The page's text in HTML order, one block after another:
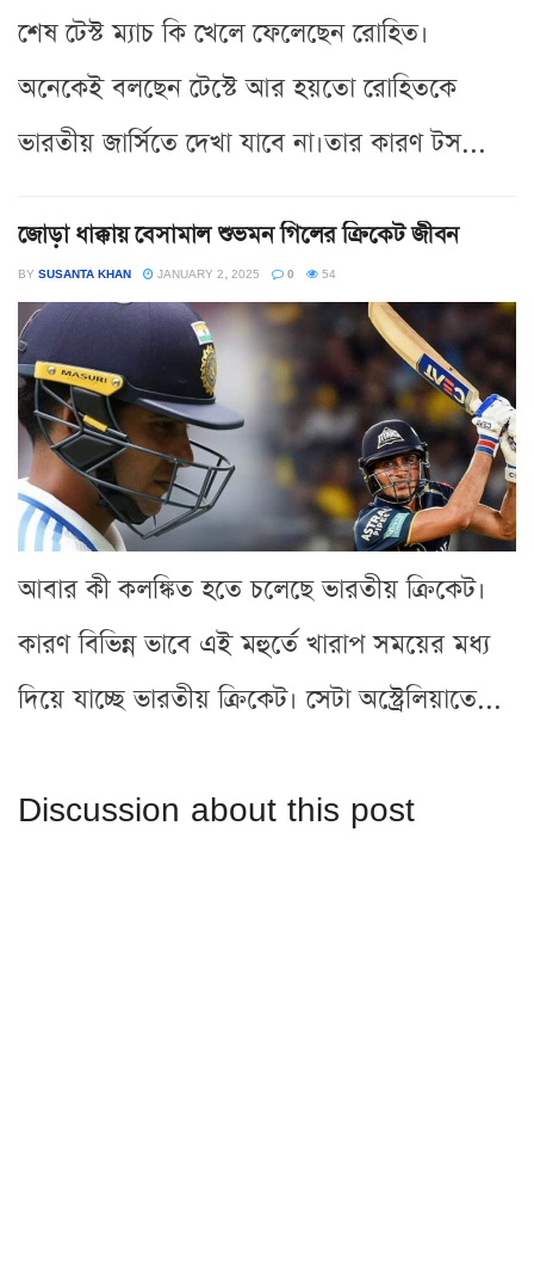
শেষ টেস্ট ম্যাচ কি খেলে ফেলেছেন রোহিত।
অনেকেই বলছেন টেস্টে আর হয়তো রোহিতকে
ভারতীয় জার্সিতে দেখা যাবে না।তার কারণ টস...
জোড়া ধাক্কায় বেসামাল শুভমন গিলের ক্রিকেট জীবন
BY SUSANTA KHAN JANUARY 2, 2025 0 54
আবার কী কলঙ্কিত হতে চলেছে ভারতীয় ক্রিকেট।
কারণ বিভিন্ন ভাবে এই মহুর্তে খারাপ সময়ের মধ্য
দিয়ে যাচ্ছে ভারতীয় ক্রিকেট। সেটা অস্ট্রেলিয়াতে...
Discussion about this post